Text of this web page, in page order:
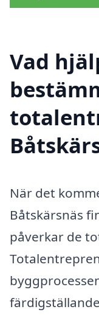
Vad
När det
Båtskärsnäs
påverkar de